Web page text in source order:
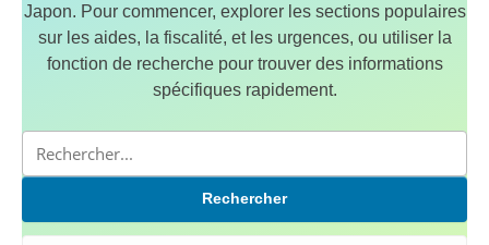
Japon. Pour commencer, explorer les sections populaires
sur les aides, la fiscalité, et les urgences, ou utiliser la
fonction de recherche pour trouver des informations
spécifiques rapidement.
Rechercher